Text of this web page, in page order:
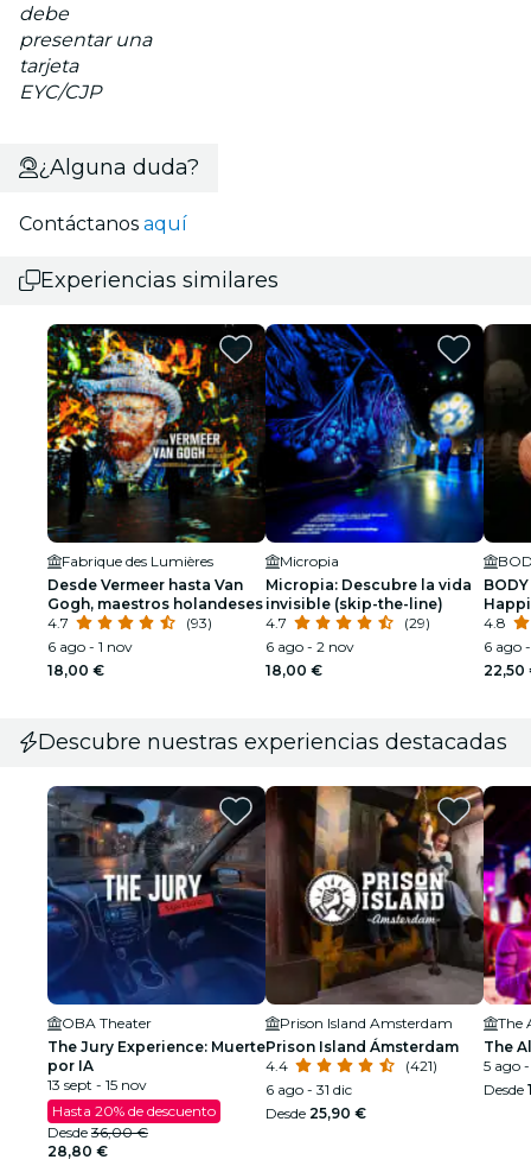
debe
presentar una
tarjeta
EYC/CJP
¿Alguna duda?
Contáctanos aquí
Experiencias similares
Fabrique des Lumières
Desde Vermeer hasta Van
Gogh, maestros holandeses
4.7
(93)
6 ago - 1 nov
18,00 €
Micropia
Micropia: Descubre la vida
invisible (skip-the-line)
4.7
(29)
6 ago - 2 nov
18,00 €
4.8
6 ago
22,50
Descubre nuestras experiencias destacadas
OBA Theater
The Jury Experience: Muerte
por IA
13 sept - 15 nov
Hasta 20% de descuento
Desde 36,00 €
28,80 €
Prison Island Amsterdam
Prison Island Ámsterdam
4.4
(421)
6 ago - 31 dic
Desde 25,90 €
The
The
5 ago -
Desde